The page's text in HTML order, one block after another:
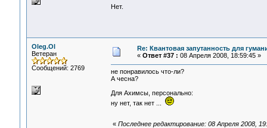
Нет.
Oleg.Ol
Ветеран
Сообщений: 2769
Re: Квантовая запутанность для
« Ответ #37 : 08 Апреля 2008, 18:59:45 »
не понравилось что-ли?
А чесна?
Для Ахимсы, персонально:
ну нет, так нет ...
« Последнее редактирование: 08 Апреля 2008,